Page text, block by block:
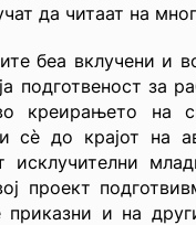
да читаат на
беа вклучени и
подготвеност за
креирањето на
сè до крајот на
исклучителни
проект
и на